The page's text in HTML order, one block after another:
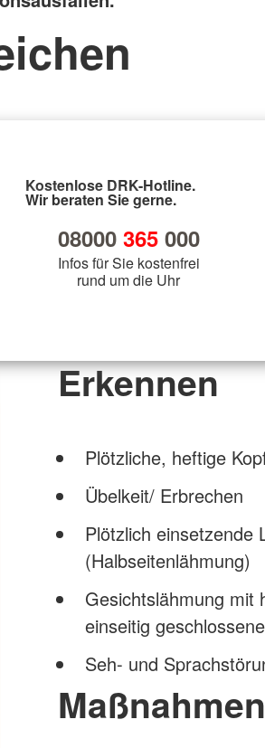
Kostenlose DRK-Hotline.
Wir beraten Sie gerne.
08000 365000
Infos für Sie kostenfrei
rund um die Uhr
Erkennen
Plötzliche, heftige
Übelkeit/ Erbrechen
Plötzlich einsetzende
(Halbseitenlähmung)
Gesichtslähmung mit
einseitig
Seh- und
Maßnahmen